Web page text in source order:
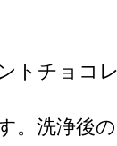
トチョコ
。洗浄後